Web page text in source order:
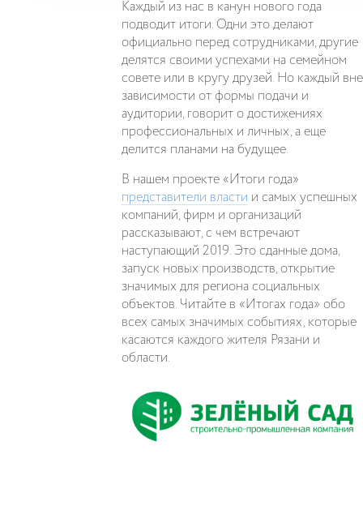
Каждый из нас в канун нового года
подводит итоги. Одни это делают
официально перед сотрудниками, другие
делятся своими успехами на семейном
совете или в кругу друзей. Но каждый вне
зависимости от формы подачи и
аудитории, говорит о достижениях
профессиональных и личных, а еще
делится планами на будущее.
В нашем проекте «Итоги года»
представители власти и самых успешных
компаний, фирм и организаций
рассказывают, с чем встречают
наступающий 2019. Это сданные дома,
запуск новых производств, открытие
значимых для региона социальных
объектов. Читайте в «Итогах года» обо
всех самых значимых событиях, которые
касаются каждого жителя Рязани и
области.